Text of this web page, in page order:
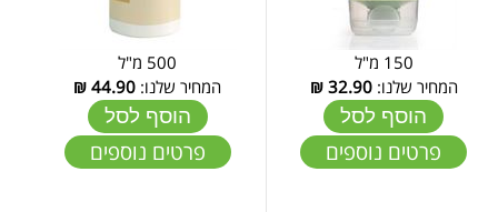
150 מ"ל
המחיר שלנו:32.90
₪
הוסף לסל
פרטים נוספים
500 מ"ל
המחיר שלנו: 44.90
₪
הוסף לסל
פרטים נוספים